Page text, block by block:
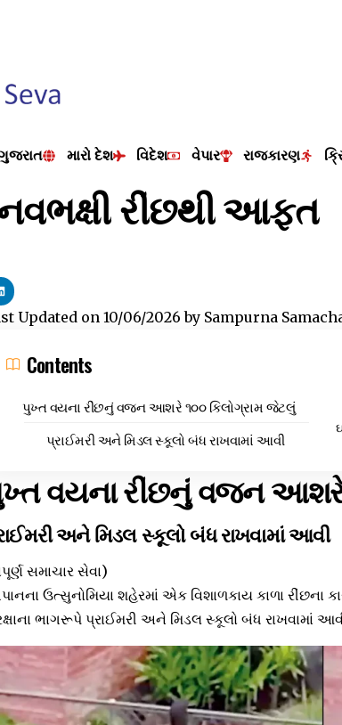
મારો દેશ વિદેશ વેપાર રાજકારણ
રીંછથી આફત
Updated on 10/06/2026 by Sampurna
Contents
પુખ્ત વયના રીંછનું વજન આશરે ૧૦૦ કિલોગ્રામ જેટલું
પ્રાઈમરી અને મિડલ સ્કૂલો બંધ રાખવામાં આવી
વયના રીંછનું વજન આશરે
અને મિડલ સ્કૂલો બંધ રાખવામાં આવી
સમાચાર સેવા)
ઉત્સુનોમિયા શહેરમાં એક વિશાળકાય કાળા રીંછના
ભાગરૂપે પ્રાઈમરી અને મિડલ સ્કૂલો બંધ રાખવામાં